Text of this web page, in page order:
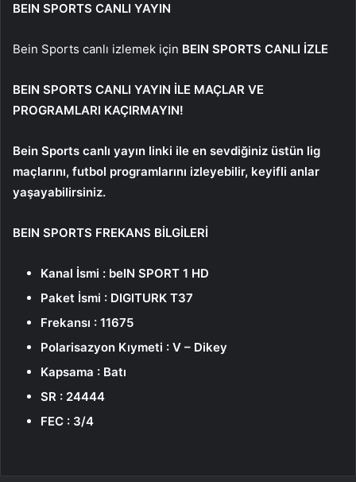
BEIN SPORTS CANLI YAYIN
Bein Sports canlı izlemek için BEIN SPORTS CANLI İZLE
BEIN SPORTS CANLI YAYIN İLE MAÇLAR VE
PROGRAMLARI KAÇIRMAYIN!
Bein Sports canlı yayın linki ile en sevdiğiniz üstün lig
maçlarını, futbol programlarını izleyebilir, keyifli anlar
yaşayabilirsiniz.
BEIN SPORTS FREKANS BİLGİLERİ
Kanal İsmi : beIN SPORT 1 HD
Paket İsmi : DIGITURK T37
Frekansı : 11675
Polarisazyon Kıymeti : V – Dikey
Kapsama : Batı
SR : 24444
FEC : 3/4